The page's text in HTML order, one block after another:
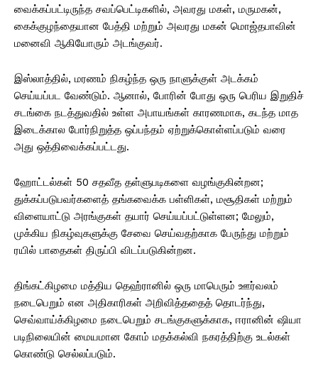
வைக்கப்பட்டிருந்த சவப்பெட்டிகளில், அவரது மகள், மருமகன்,
கைக்குழந்தையான பேத்தி மற்றும் அவரது மகன் மொஜ்தபாவின்
மனைவி ஆகியோரும் அடங்குவர்.
இஸ்லாத்தில், மரணம் நிகழ்ந்த ஒரு நாளுக்குள் அடக்கம்
செய்யப்பட வேண்டும். ஆனால், போரின் போது ஒரு பெரிய இறுதிச்
சடங்கை நடத்துவதில் உள்ள அபாயங்கள் காரணமாக, கடந்த மாத
இடைக்கால போர்நிறுத்த ஒப்பந்தம் ஏற்றுக்கொள்ளப்படும் வரை
அது ஒத்திவைக்கப்பட்டது.
ஹோட்டல்கள் 50 சதவீத தள்ளுபடிகளை வழங்குகின்றன;
துக்கப்படுபவர்களைத் தங்கவைக்க பள்ளிகள், மசூதிகள் மற்றும்
விளையாட்டு அரங்குகள் தயார் செய்யப்பட்டுள்ளன; மேலும்,
முக்கிய நிகழ்வுகளுக்கு சேவை செய்வதற்காக பேருந்து மற்றும்
ரயில் பாதைகள் திருப்பி விடப்படுகின்றன.
திங்கட்கிழமை மத்திய தெஹ்ரானில் ஒரு மாபெரும் ஊர்வலம்
நடைபெறும் என அதிகாரிகள் அறிவித்ததைத் தொடர்ந்து,
செவ்வாய்க்கிழமை நடைபெறும் சடங்குகளுக்காக, ஈரானின் ஷியா
படிநிலையின் மையமான கோம் மதக்கல்வி நகரத்திற்கு உடல்கள்
கொண்டு செல்லப்படும்.